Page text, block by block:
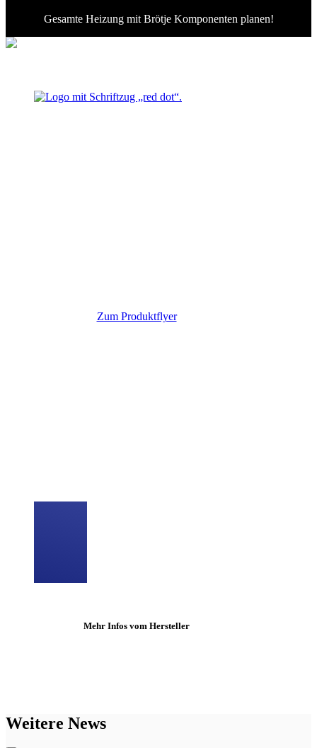
Gesamte Heizung mit Brötje Komponenten planen!
Zum Produktflyer
Mehr Infos vom Hersteller
Weitere News